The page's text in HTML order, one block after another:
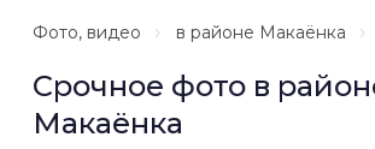
Фото, видео в районе Макаёнка
Срочное фото в
Макаёнка